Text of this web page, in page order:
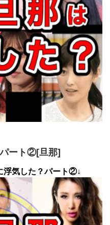
ート②[旦那]
浮気した？パート②↓